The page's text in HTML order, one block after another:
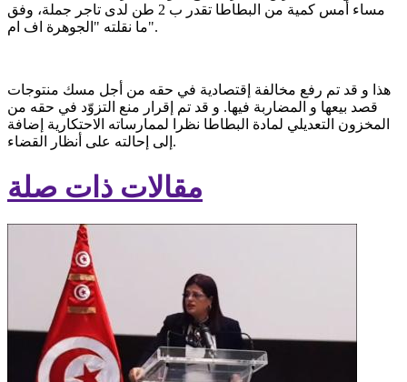
مساء أمس كمية من البطاطا تقدر ب 2 طن لدى تاجر جملة، وفق
ما نقلته "الجوهرة اف ام".
هذا و قد تم رفع مخالفة إقتصادية في حقه من أجل مسك منتوجات
قصد بيعها و المضاربة فيها. و قد تم إقرار منع التزوّد في حقه من
المخزون التعديلي لمادة البطاطا نظرا لممارساته الاحتكارية إضافة
إلى إحالته على أنظار القضاء.
مقالات ذات صلة